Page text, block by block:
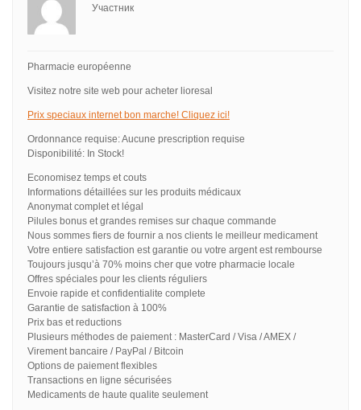
Участник
Pharmacie européenne
Visitez notre site web pour acheter lioresal
Prix speciaux internet bon marche! Cliquez ici!
Ordonnance requise: Aucune prescription requise
Disponibilité: In Stock!
Economisez temps et couts
Informations détaillées sur les produits médicaux
Anonymat complet et légal
Pilules bonus et grandes remises sur chaque commande
Nous sommes fiers de fournir a nos clients le meilleur medicament
Votre entiere satisfaction est garantie ou votre argent est rembourse
Toujours jusqu’à 70% moins cher que votre pharmacie locale
Offres spéciales pour les clients réguliers
Envoie rapide et confidentialite complete
Garantie de satisfaction à 100%
Prix bas et reductions
Plusieurs méthodes de paiement : MasterCard / Visa / AMEX /
Virement bancaire / PayPal / Bitcoin
Options de paiement flexibles
Transactions en ligne sécurisées
Medicaments de haute qualite seulement